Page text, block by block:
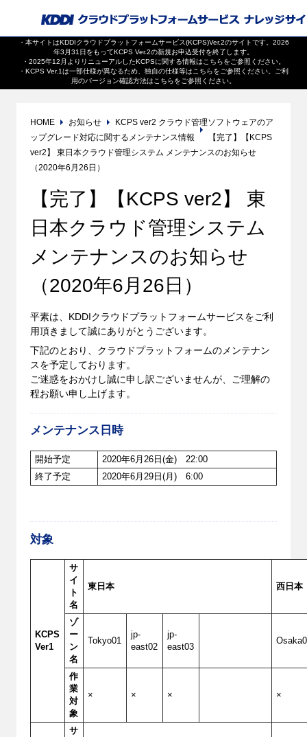
・本サイトはKDDIクラウドプラットフォームサービス(KCPS)Ver.2のサイトです。2026
年3月31日をもってKCPS Ver.2の新規お申込受付を終了します。
・2025年12月よりリニューアルしたKCPSに関する情報は こちらをご参照ください。
・KCPS Ver.1は一部仕様が異なるため、独自の仕様等は こちらをご参照ください。ご利
用のバージョン確認方法は こちらをご参照ください。
HOME お知らせ
KCPS ver2 クラウド管理ソフトウェアのア
ップグレード対応に関するメンテナンス情報
【完了】【KCPS
ver2】 東日本クラウド管理システム メンテナンスのお知らせ
（2020年6月26日）
【完了】【KCPS ver2】 東
日本クラウド管理システム
メンテナンスのお知らせ
（2020年6月26日）
平素は、KDDIクラウドプラットフォームサービスをご利
用頂きまして誠にありがとうございます。
下記のとおり、クラウドプラットフォームのメンテナン
スを予定しております。
ご迷惑をおかけし誠に申し訳ございませんが、ご理解の
程お願い申し上げます。
メンテナンス日時
開始予定
2020年6月26日(金) 22:00
終了予定
2020年6月29日(月) 6:00
対象
KCPS
Ver1
サ
イ
ト
名
東日本 西日本
ゾ
ー
ン
名
Tokyo01
jp-
east02
jp-
east03
作
業
対
象
× × × ×
サ